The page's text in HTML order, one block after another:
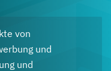
von
und
und